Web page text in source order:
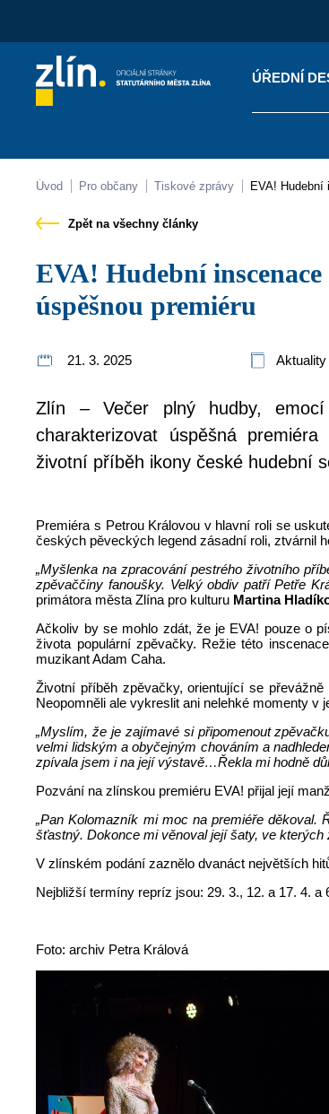
ÚŘEDNÍ
Kontakty
Úvod Pro občany Tiskové zprávy EVA!
Zpět na všechny články
EVA! Hudební inscenace o Evě Pilarové má za sebou
úspěšnou premiéru
21. 3. 2025 Aktuality
Zlín –
Večer plný hudby,
charakterizovat úspěšná premiéra
životní příběh ikony české hudební
Premiéra s Petrou Královou v hlavní roli se
českých pěveckých legend zásadní roli, ztvárnil
„Myšlenka na zpracování pestrého životního
zpěvaččiny fanoušky. Velký obdiv patří Petře
primátora města Zlína pro kulturu Martina
Ačkoliv by se mohlo zdát, že je EVA! pouze o
života populární zpěvačky. Režie této
muzikant Adam Caha.
Životní příběh zpěvačky, orientující se
Neopomněli ale vykreslit ani nelehké momenty v
„Myslím, že je zajímavé si připomenout
velmi lidským a obyčejným chováním a
zpívala jsem i na její výstavě…Řekla mi hodně
Pozvání na zlínskou premiéru EVA! přijal její
„Pan Kolomazník mi moc na premiéře
šťastný. Dokonce mi věnoval její šaty, ve kterých
V zlínském podání zaznělo dvanáct největších
Nejbližší termíny repríz jsou: 29. 3., 12. a 17. 4.
Foto: archiv Petra Králová